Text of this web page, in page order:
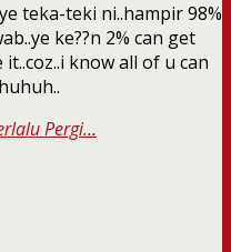
teka-teki ni..hampir 98%
ke??n 2% can get
know all of u can
Pergi…